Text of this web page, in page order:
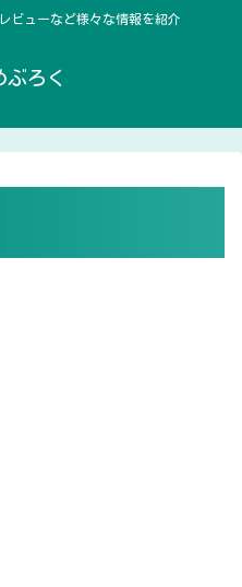
ビューなど様々な情報を紹介
ぶろく